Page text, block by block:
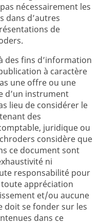
nécessairement les
dans d’autres
de
des fins d’information
à caractère
une offre ou une
d’un instrument
lieu de considérer le
des
juridique ou
considère que
ce document sont
ni
responsabilité pour
appréciation
et/ou aucune
doit se fonder sur les
dans ce